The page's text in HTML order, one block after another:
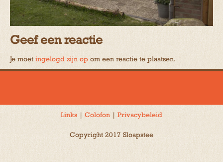
Geef een reactie
Je moet ingelogd zijn op om een reactie te plaatsen.
Links | Colofon | Privacybeleid
Copyright 2017 Sloapstee